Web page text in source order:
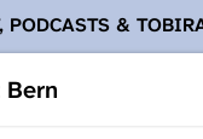
PODCASTS &
Tobira nicht zur